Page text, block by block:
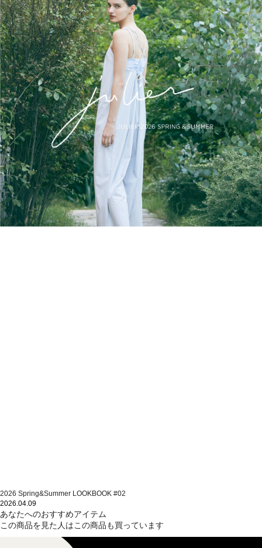
2026 Spring&Summer LOOKBOOK #02
2026.04.09
あなたへのおすすめアイテム
この商品を見た人はこの商品も買っています